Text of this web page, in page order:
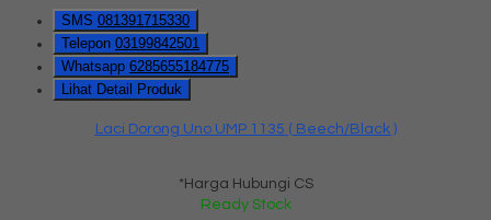
SMS 081391715330
Telepon 03199842501
Whatsapp 6285655184775
Lihat Detail Produk
Laci Dorong Uno UMP 1135 ( Beech/Black )
*Harga Hubungi CS
Ready Stock